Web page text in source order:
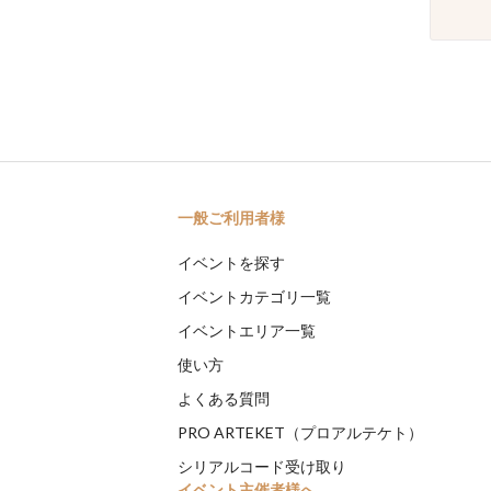
一般ご利用者様
イベントを探す
イベントカテゴリ一覧
イベントエリア一覧
使い方
よくある質問
PRO ARTEKET（プロアルテケト）
シリアルコード受け取り